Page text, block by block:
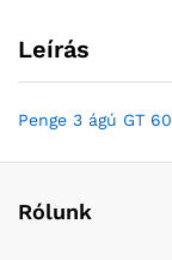
Leírás
Penge 3 ágú GT
Rólunk